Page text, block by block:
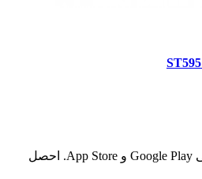
تطبيق الشناوي متاح الآن على Google Play و App Store. احصل